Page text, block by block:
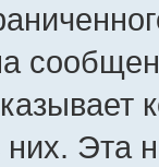
Эта